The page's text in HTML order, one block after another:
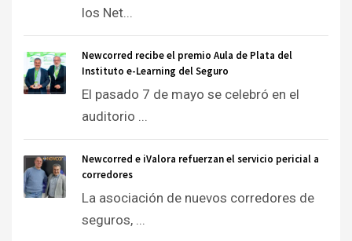
los Net...
Newcorred recibe el premio Aula de Plata del
Instituto e-Learning del Seguro
El pasado 7 de mayo se celebró en el
auditorio ...
Newcorred e iValora refuerzan el servicio pericial a
corredores
La asociación de nuevos corredores de
seguros, ...